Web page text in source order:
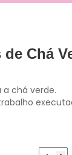
Chá
chá verde.